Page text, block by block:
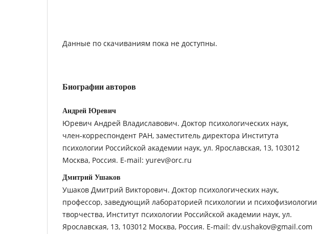
Данные по скачиваниям пока не доступны.
Биографии авторов
Андрей Юревич
Юревич Андрей Владиславович. Доктор психологических наук,
член‑корреспондент РАН, заместитель директора Института
психологии Российской академии наук, ул. Ярославская, 13, 103012
Москва, Россия. E-mail: yurev@orc.ru
Дмитрий Ушаков
Ушаков Дмитрий Викторович. Доктор психологических наук,
профессор, заведующий лабораторией психологии и психофизиологии
творчества, Институт психологии Российской академии наук, ул.
Ярославская, 13, 103012 Москва, Россия. E-mail: dv.ushakov@gmail.com